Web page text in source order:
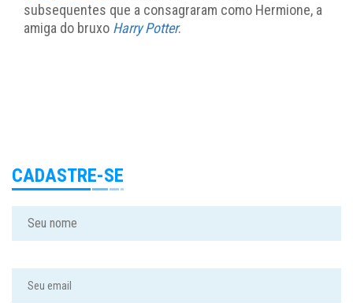
subsequentes que a consagraram como Hermione, a
amiga do bruxo Harry Potter.
CADASTRE-SE